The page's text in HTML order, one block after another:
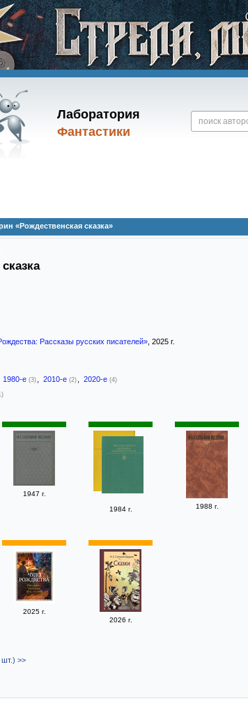
Лаборатория
Фантастики
«Рождественская сказка»
Рассказы русских писателей», 2025 г.
1980-е (3) 2010-е (2) 2020-е (4)
1947 г.
1984 г.
1988 г.
2025 г.
2026 г.
шт.) >>